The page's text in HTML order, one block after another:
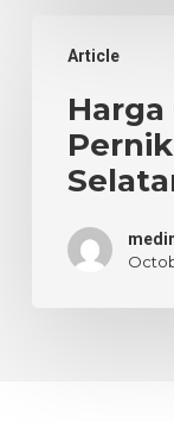
Article
Catering
Jakarta
Selatan